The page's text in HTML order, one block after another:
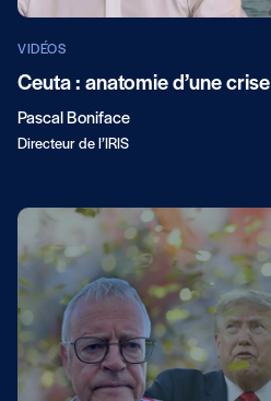
VIDÉOS
Ceuta : anatomie d’une crise
Pascal Boniface
Directeur de l’IRIS